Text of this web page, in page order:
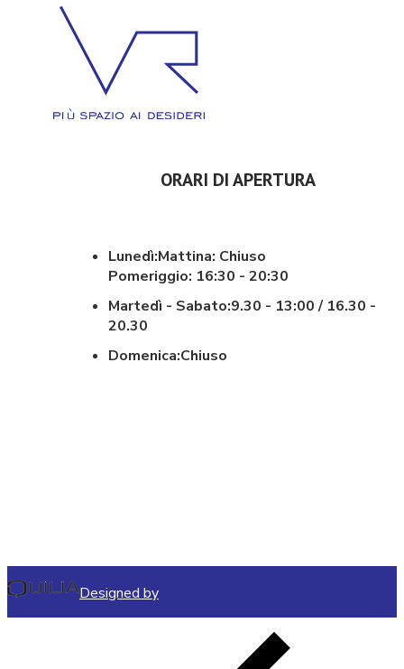
ORARI DI APERTURA
Lunedì:Mattina: Chiuso
Pomeriggio: 16:30 - 20:30
Martedì - Sabato:9.30 - 13:00 / 16.30 -
20.30
Domenica:Chiuso
Designed by